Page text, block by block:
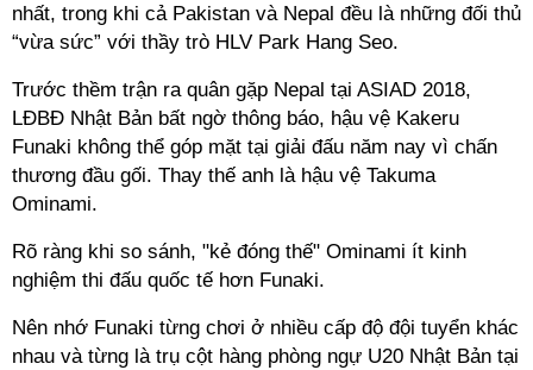
nhất, trong khi cả Pakistan và Nepal đều là những đối thủ
“vừa sức” với thầy trò HLV Park Hang Seo.
Trước thềm trận ra quân gặp Nepal tại ASIAD 2018,
LĐBĐ Nhật Bản bất ngờ thông báo, hậu vệ Kakeru
Funaki không thể góp mặt tại giải đấu năm nay vì chấn
thương đầu gối. Thay thế anh là hậu vệ Takuma
Ominami.
Rõ ràng khi so sánh, "kẻ đóng thế" Ominami ít kinh
nghiệm thi đấu quốc tế hơn Funaki.
Nên nhớ Funaki từng chơi ở nhiều cấp độ đội tuyển khác
nhau và từng là trụ cột hàng phòng ngự U20 Nhật Bản tại